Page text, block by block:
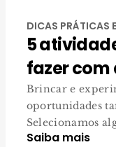
DICAS PRÁTICAS
5
fazer com
Brincar e
oportunidades
Selecionamos
Saiba mais